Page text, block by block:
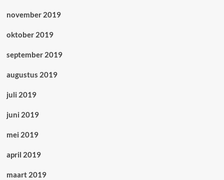
november 2019
oktober 2019
september 2019
augustus 2019
juli 2019
juni 2019
mei 2019
april 2019
maart 2019